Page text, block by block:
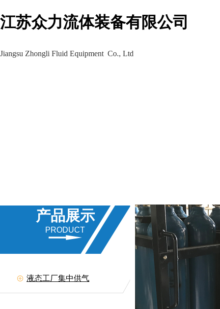
江苏众力流体装备有限公司
Jiangsu Zhongli Fluid Equipment Co., Ltd
产品展示
PRODUCT
液态工厂集中供气